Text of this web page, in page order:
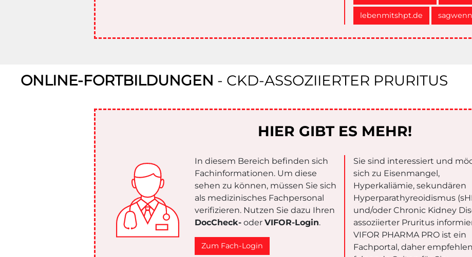
lebenmitshpt.de
ONLINE-FORTBILDUNGEN - CKD-ASSOZIIERTER PRURITUS
HIER GIBT ES MEHR!
In diesem Bereich befinden sich
Fachinformationen. Um diese
sehen zu können, müssen Sie sich
als medizinisches Fachpersonal
verifizieren. Nutzen Sie dazu Ihren
DocCheck-oder VIFOR-Login.
Zum Fach-Login
Sie sind interessiert und
sich zu Eisenmangel,
Hyperkaliämie, sekundären
Hyperparathyreoidismus
und/oder Chronic Kidney
assoziierter Pruritus
VIFOR PHARMA PRO ist ein
Fachportal, daher